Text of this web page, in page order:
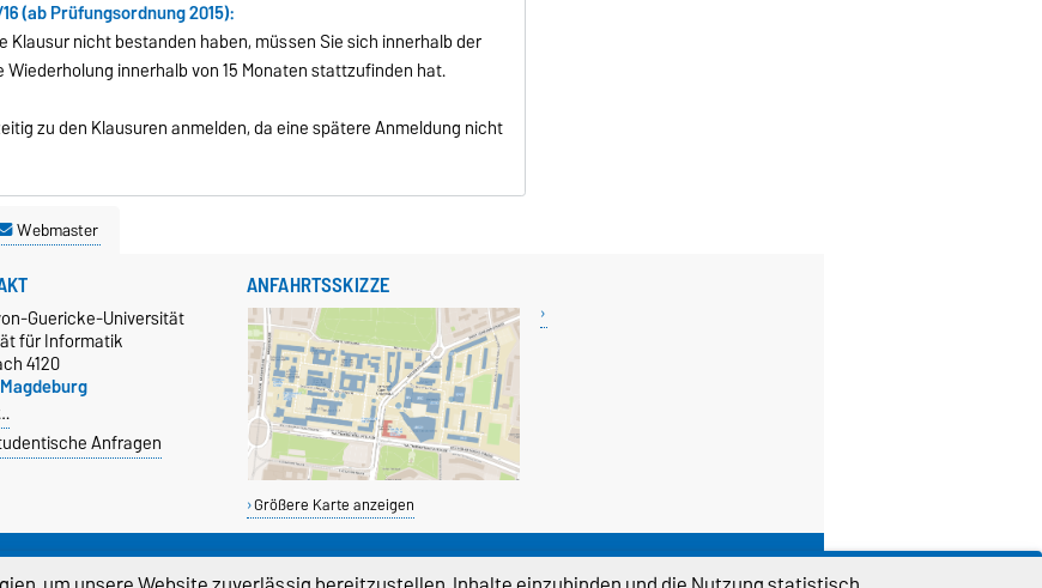
(ab Prüfungsordnung 2015):
nicht bestanden haben, müssen Sie sich innerhalb der
Wiederholung innerhalb von 15 Monaten stattzufinden hat.
zu den Klausuren anmelden, da eine spätere Anmeldung nicht
Webmaster
Guericke-Universität
für Informatik
4120
Anfragen
ANFAHRTSSKIZZE
Größere Karte anzeigen
DIESE SEITE